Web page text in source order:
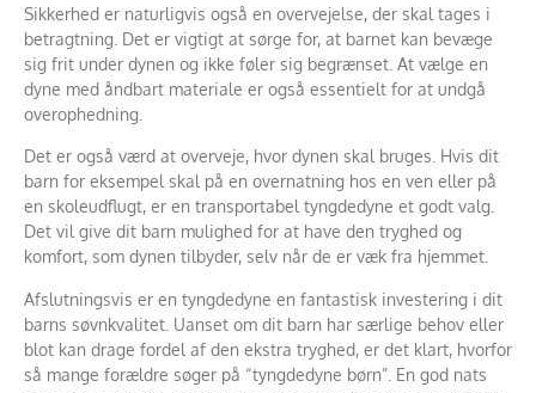
Sikkerhed er naturligvis også en overvejelse, der skal tages i
betragtning. Det er vigtigt at sørge for, at barnet kan bevæge
sig frit under dynen og ikke føler sig begrænset. At vælge en
dyne med åndbart materiale er også essentielt for at undgå
overophedning.
Det er også værd at overveje, hvor dynen skal bruges. Hvis dit
barn for eksempel skal på en overnatning hos en ven eller på
en skoleudflugt, er en transportabel tyngdedyne et godt valg.
Det vil give dit barn mulighed for at have den tryghed og
komfort, som dynen tilbyder, selv når de er væk fra hjemmet.
Afslutningsvis er en tyngdedyne en fantastisk investering i dit
barns søvnkvalitet. Uanset om dit barn har særlige behov eller
blot kan drage fordel af den ekstra tryghed, er det klart, hvorfor
så mange forældre søger på “tyngdedyne børn”. En god nats